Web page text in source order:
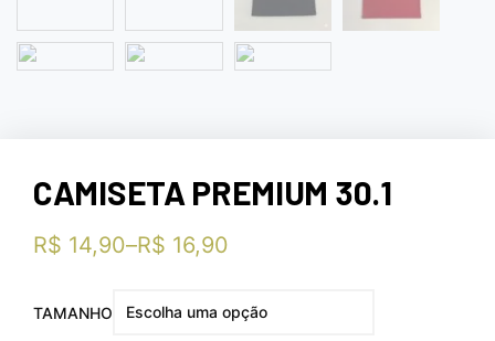
CAMISETA PREMIUM 30.1
R$ 14,90–R$ 16,90
TAMANHO